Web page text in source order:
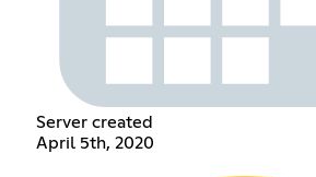
Server created
April 5th, 2020